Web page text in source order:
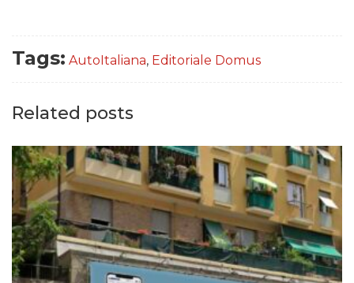
Tags: AutoItaliana, Editoriale Domus
Related posts